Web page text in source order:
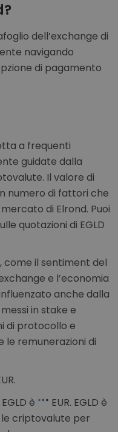
dell’exchange di
navigando
di pagamento
a frequenti
guidate dalla
Il valore di
numero di fattori che
di Elrond. Puoi
quotazioni di EGLD
il sentiment del
e l’economia
anche dalla
in stake e
di protocollo e
le remunerazioni di
.
è
EUR. EGLD è
criptovalute per